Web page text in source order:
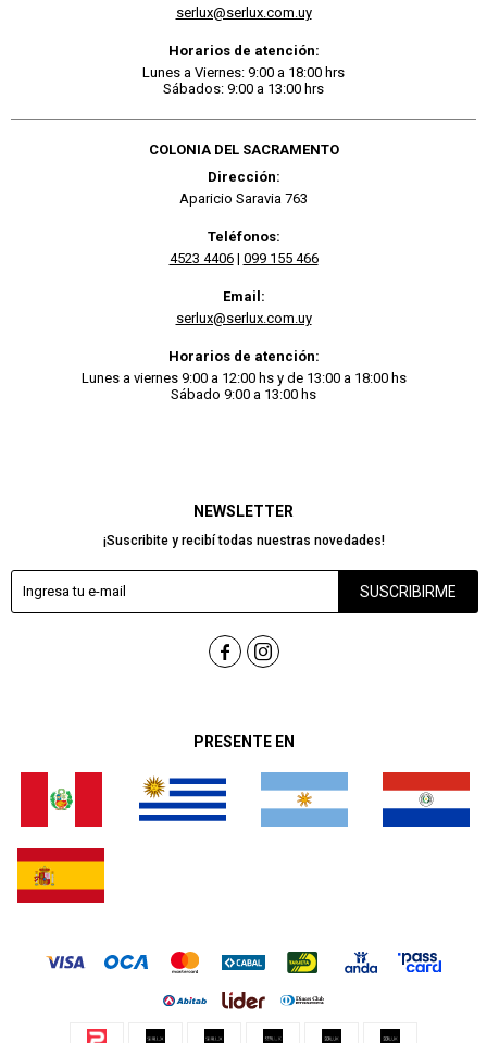
PRESENTE EN
NEWSLETTER
¡Suscribite y recibí todas nuestras novedades!
SUSCRIBIRME
 
serlux@serlux.com.uy
Horarios de atención:
Lunes a Viernes: 9:00 a 18:00 hrs
Sábados: 9:00 a 13:00 hrs
COLONIA DEL SACRAMENTO
Dirección:
Aparicio Saravia 763
Teléfonos:
4523 4406| 099 155 466
Email:
serlux@serlux.com.uy
Horarios de atención:
Lunes a viernes 9:00 a 12:00 hs y de 13:00 a 18:00 hs
Sábado 9:00 a 13:00 hs